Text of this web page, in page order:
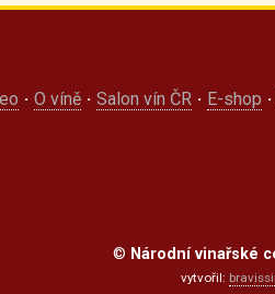
· O víně · Salon vín ČR · E-shop ·
© Národní vinařské
vytvořil: